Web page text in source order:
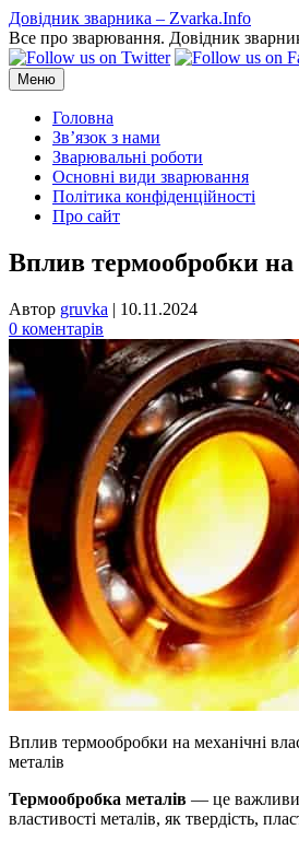
Перейти
до
вмісту
Довідник зварника – Zvarka.Info
Все про зварювання. Довідник
Меню
Головна
Зв’язок з нами
Зварювальні роботи
Основні види зварювання
Політика конфіденційності
Про сайт
Вплив термообробки на
Автор gruvka | 10.11.2024
0 коментарів
Вплив термообробки на механічні
металів
Термообробка металів — це важливий
властивості металів, як твердість,